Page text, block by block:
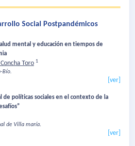
Social Postpandémicos
mental y educación en tiempos de
Toro 1
Bío.
[ver]
de políticas sociales en el contexto de la
de Villa maría.
[ver]